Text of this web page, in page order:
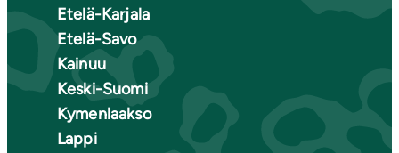
Etelä-Karjala
Etelä-Savo
Kainuu
Keski-Suomi
Kymenlaakso
Lappi